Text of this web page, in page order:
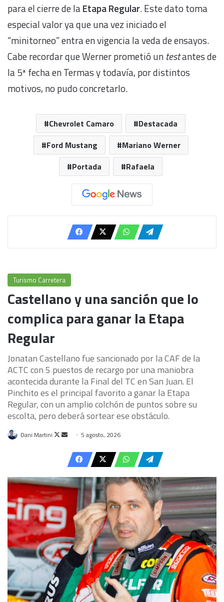
para el cierre de laEtapa Regular. Este dato toma
especial valor ya que una vez iniciado el
“minitorneo” entra en vigencia la veda de ensayos.
Cabe recordar que Werner prometió un testantes de
la 5ª fecha en Termas y todavía, por distintos
motivos, no pudo concretarlo.
Chevrolet Camaro
Destacada
Ford Mustang
Mariano Werner
Portada
Rafaela